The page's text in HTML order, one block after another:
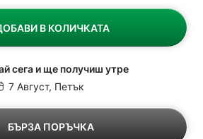
В КОЛИЧКАТА
сега и ще получиш утре
7 Август, Петък
БЪРЗА ПОРЪЧКА